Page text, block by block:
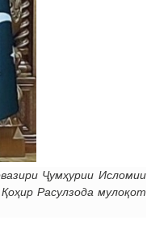
Ҷумҳурии Исломии
Расулзода мулоқот